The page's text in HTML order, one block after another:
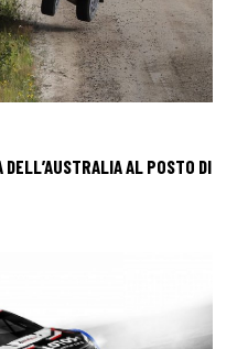
AL POSTO DI